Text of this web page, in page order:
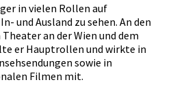
in vielen Rollen auf
und Ausland zu sehen. An den
an der Wien und dem
er Hauptrollen und wirkte in
sowie in
Filmen mit.